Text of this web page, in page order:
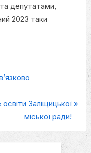
депутатами,
2023 таки
Заліщицької
міської ради!